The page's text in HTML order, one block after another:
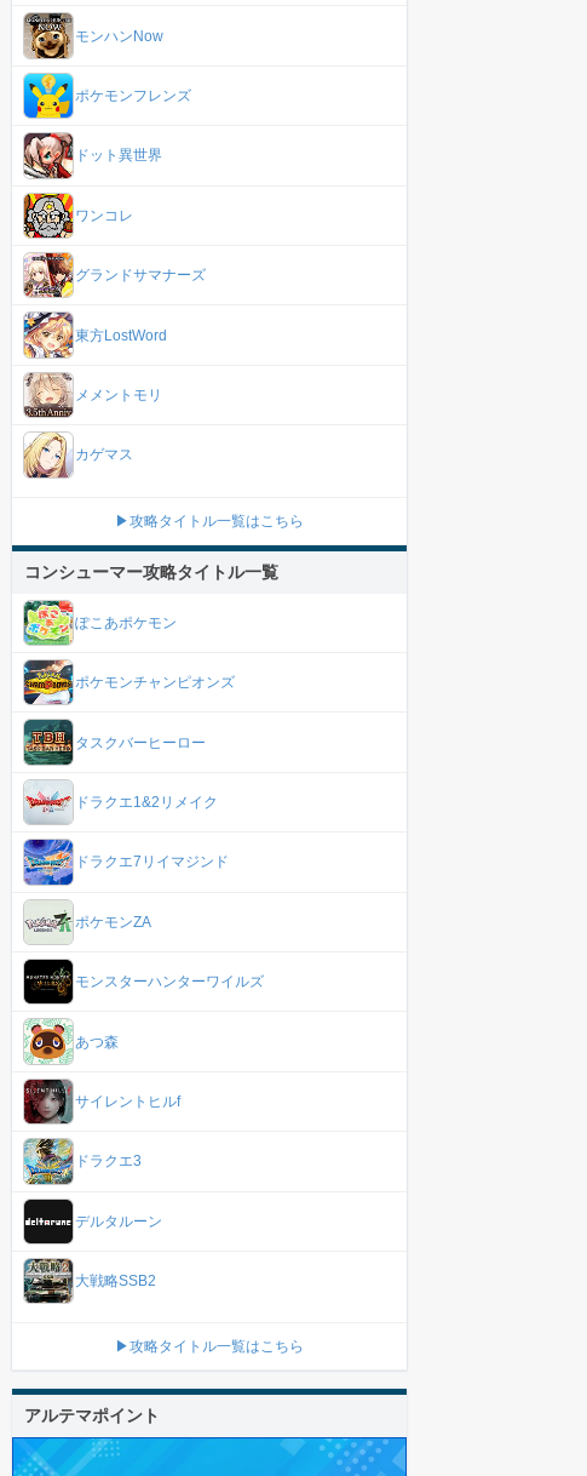
モンハンNow
ポケモンフレンズ
ドット異世界
ワンコレ
グランドサマナーズ
東方LostWord
メメントモリ
カゲマス
▶攻略タイトル一覧はこちら
コンシューマー攻略タイトル一覧
ぽこあポケモン
ポケモンチャンピオンズ
タスクバーヒーロー
ドラクエ1&2リメイク
ドラクエ7リイマジンド
ポケモンZA
モンスターハンターワイルズ
あつ森
サイレントヒルf
ドラクエ3
デルタルーン
大戦略SSB2
▶攻略タイトル一覧はこちら
アルテマポイント